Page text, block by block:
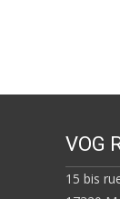
VOG
15 bis